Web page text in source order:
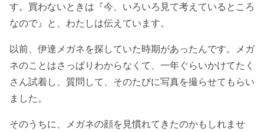
す。買わないときは『今、いろいろ見て考えているところ
なので』と、わたしは伝えています。
以前、伊達メガネを探していた時期があったんです。メガ
ネのことはさっぱりわからなくて、一年ぐらいかけてたく
さん試着し、質問して、そのたびに写真を撮らせてもらい
ました。
そのうちに、メガネの顔を見慣れてきたのかもしれませ